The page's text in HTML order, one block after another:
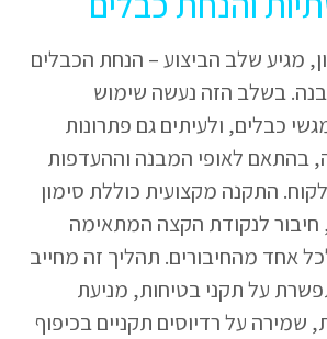
מגיע שלב הביצוע – הנחת הכבלים
בשלב הזה נעשה שימוש
כבלים, ולעיתים גם פתרונות
בהתאם לאופי המבנה וההעדפות
התקנה מקצועית כוללת סימון
לנקודת הקצה המתאימה
אחד מהחיבורים. תהליך זה מחייב
על תקני בטיחות, מניעת
שמירה על רדיוסים תקניים בכיפוף